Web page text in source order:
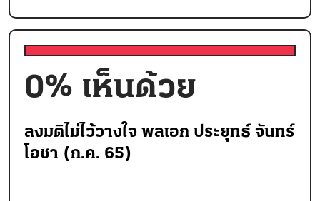
0% เห็นด้วย
ลงมติไม่ไว้วางใจ พลเอก ประยุทธ์ จันทร์
โอชา (ก.ค. 65)